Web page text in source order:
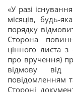
«У разі
місяців, будь-
порядку
Сторона
цінного листа
про вручення)
відмову від
повідомленням
Стороні